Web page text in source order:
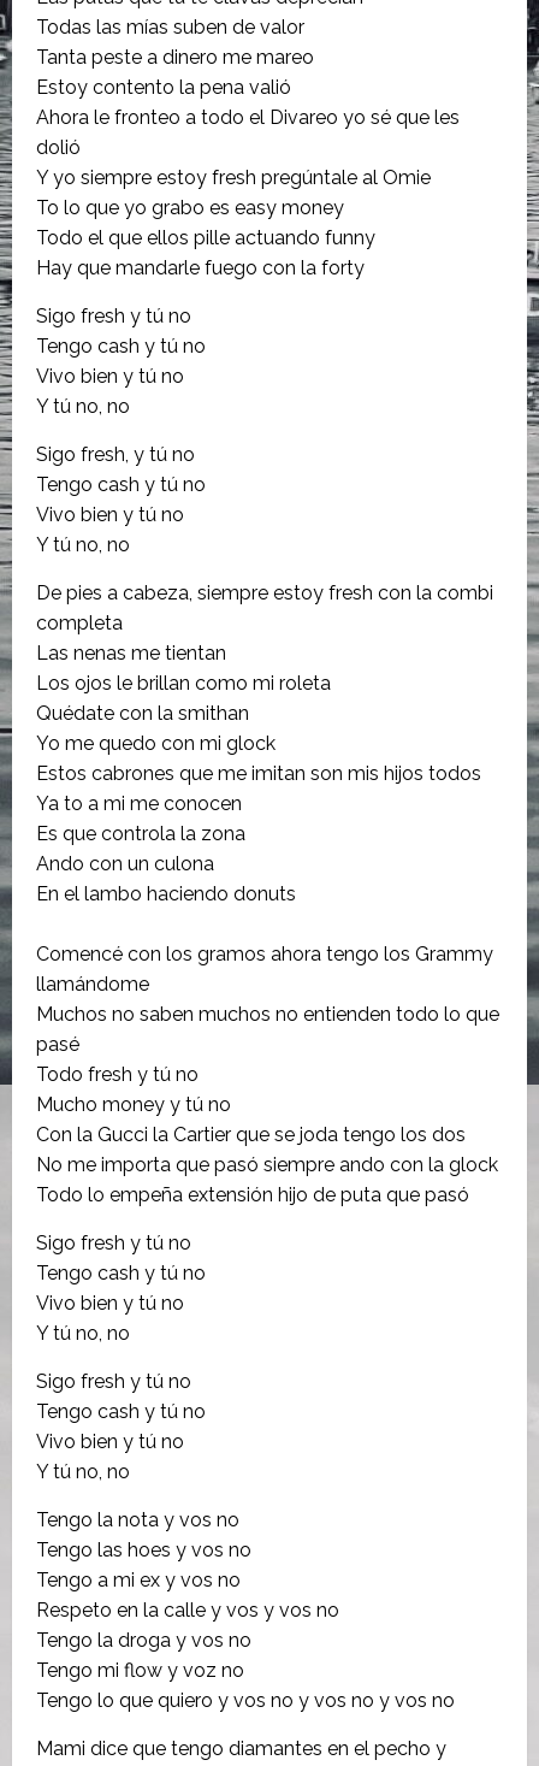
Todas las mías suben de valor
Tanta peste a dinero me mareo
Estoy contento la pena valió
Ahora le fronteo a todo el Divareo yo sé que les
dolió
Y yo siempre estoy fresh pregúntale al Omie
To lo que yo grabo es easy money
Todo el que ellos pille actuando funny
Hay que mandarle fuego con la forty
Sigo fresh y tú no
Tengo cash y tú no
Vivo bien y tú no
Y tú no, no
Sigo fresh, y tú no
Tengo cash y tú no
Vivo bien y tú no
Y tú no, no
De pies a cabeza, siempre estoy fresh con la combi
completa
Las nenas me tientan
Los ojos le brillan como mi roleta
Quédate con la smithan
Yo me quedo con mi glock
Estos cabrones que me imitan son mis hijos todos
Ya to a mi me conocen
Es que controla la zona
Ando con un culona
En el lambo haciendo donuts
Comencé con los gramos ahora tengo los Grammy
llamándome
Muchos no saben muchos no entienden todo lo que
pasé
Todo fresh y tú no
Mucho money y tú no
Con la Gucci la Cartier que se joda tengo los dos
No me importa que pasó siempre ando con la glock
Todo lo empeña extensión hijo de puta que pasó
Sigo fresh y tú no
Tengo cash y tú no
Vivo bien y tú no
Y tú no, no
Sigo fresh y tú no
Tengo cash y tú no
Vivo bien y tú no
Y tú no, no
Tengo la nota y vos no
Tengo las hoes y vos no
Tengo a mi ex y vos no
Respeto en la calle y vos y vos no
Tengo la droga y vos no
Tengo mi flow y voz no
Tengo lo que quiero y vos no y vos no y vos no
Mami dice que tengo diamantes en el pecho y